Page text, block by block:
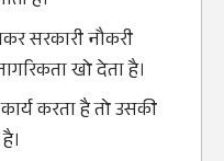
सरकारी नौकरी
खो देता है।
कार्य करता है तो उसकी